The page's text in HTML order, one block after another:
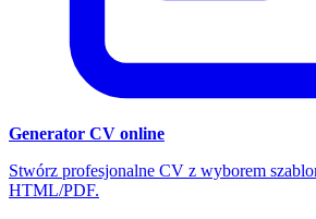
Generator CV online
Stwórz profesjonalne CV z wyborem
HTML/PDF.